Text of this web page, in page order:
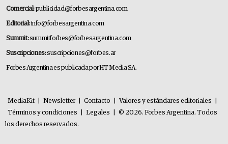
Comercial:publicidad@forbesargentina.com
Editorial:info@forbesargentina.com
Summit:summitforbes@forbesargentina.com
Suscripciones:suscripciones@forbes.ar
Forbes Argentina es publicada por HT Media SA.
MediaKit Newsletter Contacto Valores y estándares editoriales
Términos y condiciones
Legales
© 2026. Forbes Argentina. Todos
los derechos reservados.